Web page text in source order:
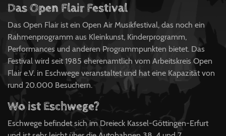
Das Open Flair Festival
Das Open Flair ist ein Open Air Musikfestival, das noch ein
Rahmenprogramm aus Kleinkunst, Kinderprogramm,
Performances und anderen Programmpunkten bietet. Das
Festival wird seit 1985 eherenamtlich vom Arbeitskreis Open
Flair e.V. in Eschwege veranstaltet und hat eine Kapazität von
rund 20.000 Besuchern.
Wo ist Eschwege?
Eschwege befindet sich im Dreieck Kassel-Göttingen-Erfurt